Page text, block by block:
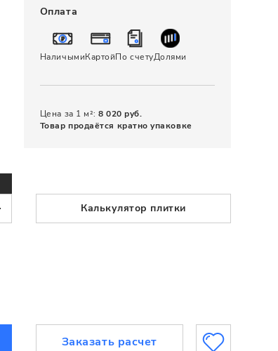
Оплата
НаличымиКартойПо счетуДолями
Цена за 1 м²: 8 020 руб.
Товар продаётся кратно упаковке
Калькулятор плитки
Заказать расчет